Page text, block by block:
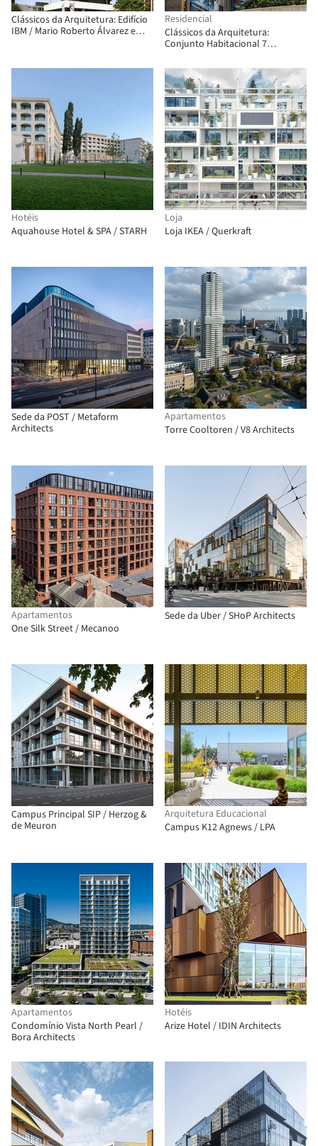
Clássicos da Arquitetura: Edifício
IBM / Mario Roberto Álvarez e
Residencial
Clássicos da Arquitetura:
Conjunto Habitacional 7
Jorge Elton
Hotéis
Aquahouse Hotel & SPA / STARH
Loja
Loja IKEA / Querkraft
Sede da POST / Metaform
Architects
Apartamentos
Torre Cooltoren / V8 Architects
Apartamentos
One Silk Street / Mecanoo
Sede da Uber / SHoP Architects
Campus Principal SIP / Herzog &
de Meuron
Arquitetura Educacional
Campus K12 Agnews / LPA
Apartamentos
Condomínio Vista North Pearl /
Bora Architects
Hotéis
Arize Hotel / IDIN Architects